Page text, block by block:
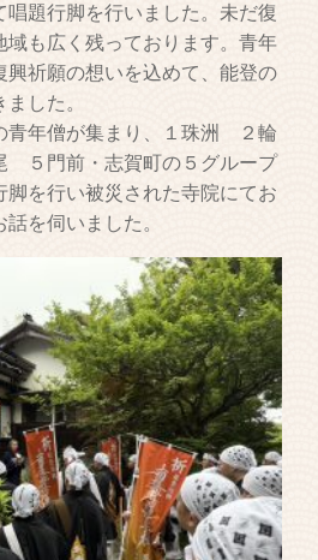
唱題行脚を行いました。未だ復
域も広く残っております。青年
興祈願の想いを込めて、能登の
した。
青年僧が集まり、１珠洲 ２輪
門前・志賀町の５グループ
脚を行い被災された寺院にてお
を伺いました。